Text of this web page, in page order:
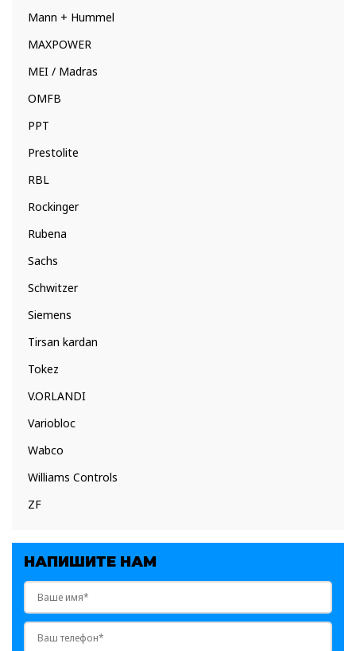
Mann + Hummel
MAXPOWER
MEI / Madras
OMFB
PPT
Prestolite
RBL
Rockinger
Rubena
Sachs
Schwitzer
Siemens
Tirsan kardan
Tokez
V.ORLANDI
Variobloc
Wabco
Williams Controls
ZF
НАПИШИТЕ НАМ